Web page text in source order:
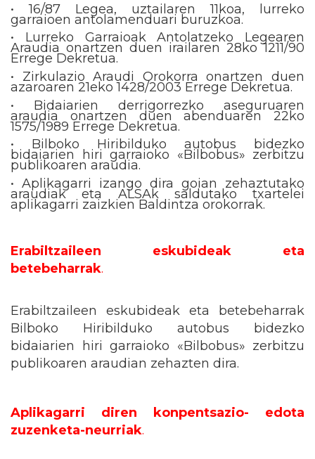
• 16/87 Legea, uztailaren 11koa, lurreko
garraioen antolamenduari buruzkoa.
• Lurreko Garraioak Antolatzeko Legearen
Araudia onartzen duen irailaren 28ko 1211/90
Errege Dekretua.
• Zirkulazio Araudi Orokorra onartzen duen
azaroaren 21eko 1428/2003 Errege Dekretua.
• Bidaiarien derrigorrezko aseguruaren
araudia onartzen duen abenduaren 22ko
1575/1989 Errege Dekretua.
• Bilboko Hiribilduko autobus bidezko
bidaiarien hiri garraioko «Bilbobus» zerbitzu
publikoaren araudia.
• Aplikagarri izango dira goian zehaztutako
araudiak eta ALSAk saldutako txartelei
aplikagarri zaizkien Baldintza orokorrak.
Erabiltzaileen eskubideak eta
betebeharrak.
Erabiltzaileen eskubideak eta betebeharrak
Bilboko Hiribilduko autobus bidezko
bidaiarien hiri garraioko «Bilbobus» zerbitzu
publikoaren araudian zehazten dira.
Aplikagarri diren konpentsazio- edota
zuzenketa-neurriak.